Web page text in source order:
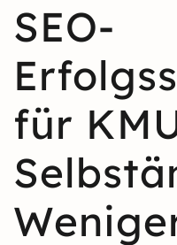
SEO-
für